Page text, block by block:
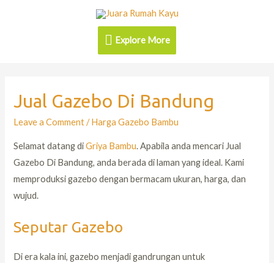
Explore More
Jual Gazebo Di Bandung
Leave a Comment /Harga Gazebo Bambu
Selamat datang diGriya Bambu. Apabila anda mencari Jual
Gazebo Di Bandung, anda berada di laman yang ideal. Kami
memproduksi gazebo dengan bermacam ukuran, harga, dan
wujud.
Seputar Gazebo
Di era kala ini, gazebo menjadi gandrungan untuk